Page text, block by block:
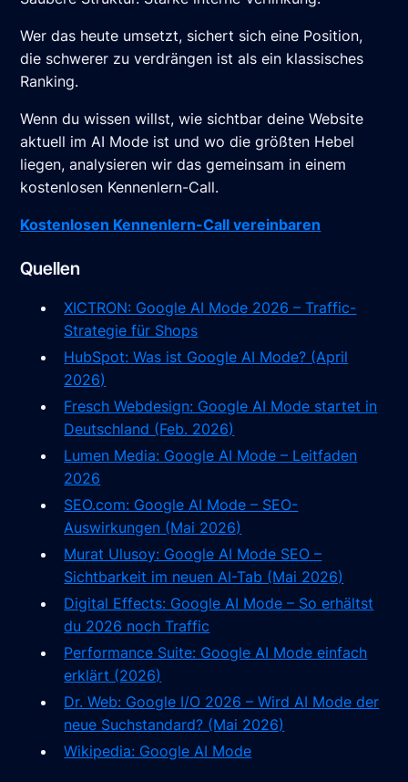
Wer das heute umsetzt, sichert sich eine Position,
die schwerer zu verdrängen ist als ein klassisches
Ranking.
Wenn du wissen willst, wie sichtbar deine Website
aktuell im AI Mode ist und wo die größten Hebel
liegen, analysieren wir das gemeinsam in einem
kostenlosen Kennenlern-Call.
Kostenlosen Kennenlern-Call vereinbaren
Quellen
XICTRON: Google AI Mode 2026 – Traffic-
Strategie für Shops
HubSpot: Was ist Google AI Mode? (April
2026)
Fresch Webdesign: Google AI Mode startet in
Deutschland (Feb. 2026)
Lumen Media: Google AI Mode – Leitfaden
2026
SEO.com: Google AI Mode – SEO-
Auswirkungen (Mai 2026)
Murat Ulusoy: Google AI Mode SEO –
Sichtbarkeit im neuen AI-Tab (Mai 2026)
Digital Effects: Google AI Mode – So erhältst
du 2026 noch Traffic
Performance Suite: Google AI Mode einfach
erklärt (2026)
Dr. Web: Google I/O 2026 – Wird AI Mode der
neue Suchstandard? (Mai 2026)
Wikipedia: Google AI Mode